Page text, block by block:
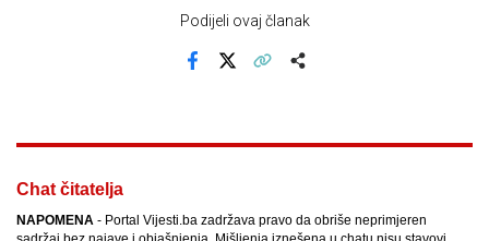
Podijeli ovaj članak
Chat čitatelja
NAPOMENA - Portal Vijesti.ba zadržava pravo da obriše neprimjeren